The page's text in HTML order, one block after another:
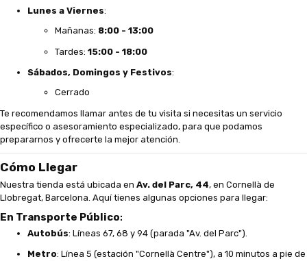
Lunes a Viernes:
Mañanas: 8:00 - 13:00
Tardes: 15:00 - 18:00
Sábados, Domingos y Festivos:
Cerrado
Te recomendamos llamar antes de tu visita si necesitas un servicio
específico o asesoramiento especializado, para que podamos
prepararnos y ofrecerte la mejor atención.
Cómo Llegar
Nuestra tienda está ubicada en Av. del Parc, 44, en Cornellà de
Llobregat, Barcelona. Aquí tienes algunas opciones para llegar:
En Transporte Público:
Autobús: Líneas 67, 68 y 94 (parada "Av. del Parc").
Metro: Línea 5 (estación "Cornellà Centre"), a 10 minutos a pie de